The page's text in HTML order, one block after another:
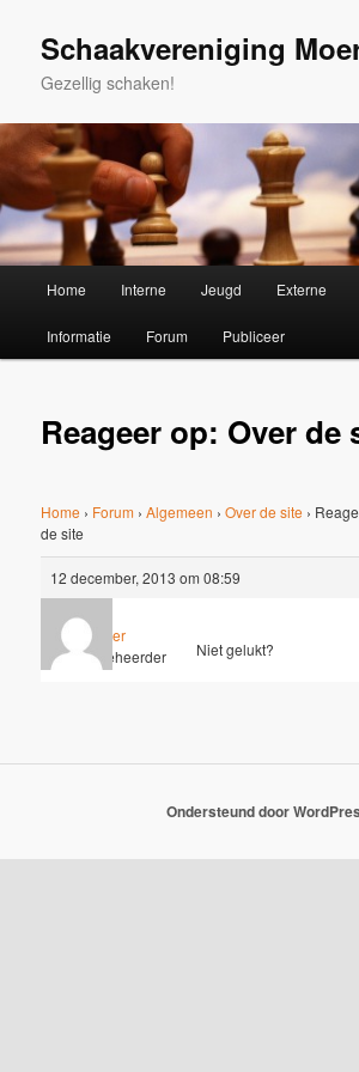
primaire
Schaakvereniging
Gezellig schaken!
Home Interne Jeugd Externe
Informatie Forum Publiceer
Reageer op: Over de
Home › Forum › Algemeen › Over de site ›
de site
12 december, 2013 om 08:59
Wouter
Sleutelbeheerder
Niet gelukt?
Ondersteund door